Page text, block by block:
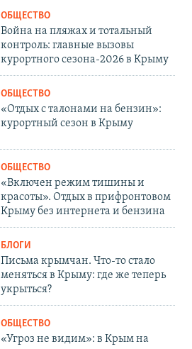
ОБЩЕСТВО
Война на пляжах и тотальный
контроль: главные вызовы
курортного сезона-2026 в Крыму
ОБЩЕСТВО
«Отдых с талонами на бензин»:
курортный сезон в Крыму
ОБЩЕСТВО
«Включен режим тишины и
красоты». Отдых в прифронтовом
Крыму без интернета и бензина
БЛОГИ
Письма крымчан. Что-то стало
меняться в Крыму: где же теперь
укрыться?
ОБЩЕСТВО
«Угроз не видим»: в Крым на